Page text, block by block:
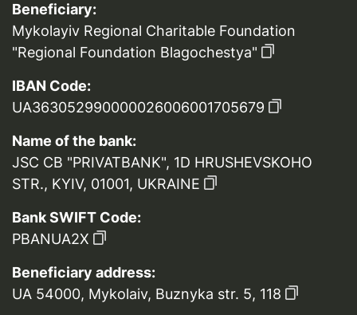
Beneficiary:
Mykolayiv Regional Charitable Foundation
"Regional Foundation Blagochestya"
IBAN Code:
UA363052990000026006001705679
Name of the bank:
JSC CB "PRIVATBANK", 1D HRUSHEVSKOHO
STR., KYIV, 01001, UKRAINE
Bank SWIFT Code:
PBANUA2X
Beneficiary address:
UA 54000, Mykolaiv, Buznyka str. 5, 118